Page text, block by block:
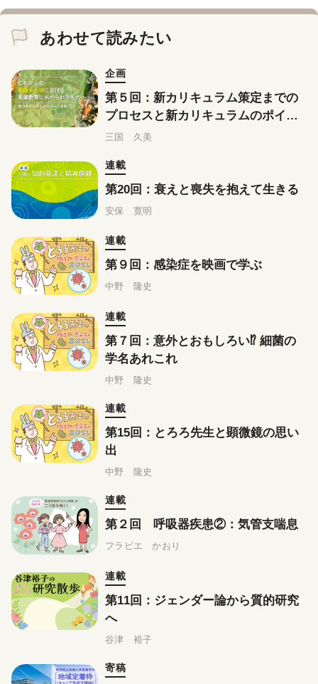
あわせて読みたい
企画
第５回：新カリキュラム策定までの
プロセスと新カリキュラムのポイン
ト
三国 久美
連載
第20回：衰えと喪失を抱えて生きる
安保 寛明
連載
第９回：感染症を映画で学ぶ
中野 隆史
連載
第７回：意外とおもしろい⁉ 細菌の
学名あれこれ
中野 隆史
連載
第15回：とろろ先生と顕微鏡の思い
出
中野 隆史
連載
第２回 呼吸器疾患②：気管支喘息
フラピエ かおり
連載
第11回：ジェンダー論から質的研究
へ
谷津 裕子
寄稿